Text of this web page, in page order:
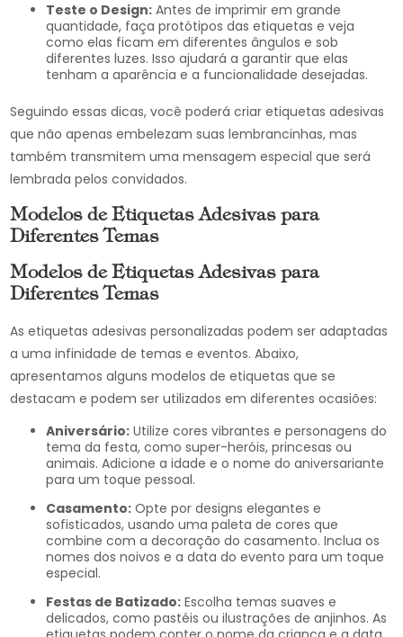
Teste o Design: Antes de imprimir em grande
quantidade, faça protótipos das etiquetas e veja
como elas ficam em diferentes ângulos e sob
diferentes luzes. Isso ajudará a garantir que elas
tenham a aparência e a funcionalidade desejadas.
Seguindo essas dicas, você poderá criar etiquetas adesivas
que não apenas embelezam suas lembrancinhas, mas
também transmitem uma mensagem especial que será
lembrada pelos convidados.
Modelos de Etiquetas Adesivas para
Diferentes Temas
Modelos de Etiquetas Adesivas para
Diferentes Temas
As etiquetas adesivas personalizadas podem ser adaptadas
a uma infinidade de temas e eventos. Abaixo,
apresentamos alguns modelos de etiquetas que se
destacam e podem ser utilizados em diferentes ocasiões:
Aniversário: Utilize cores vibrantes e personagens do
tema da festa, como super-heróis, princesas ou
animais. Adicione a idade e o nome do aniversariante
para um toque pessoal.
Casamento: Opte por designs elegantes e
sofisticados, usando uma paleta de cores que
combine com a decoração do casamento. Inclua os
nomes dos noivos e a data do evento para um toque
especial.
Festas de Batizado: Escolha temas suaves e
delicados, como pastéis ou ilustrações de anjinhos. As